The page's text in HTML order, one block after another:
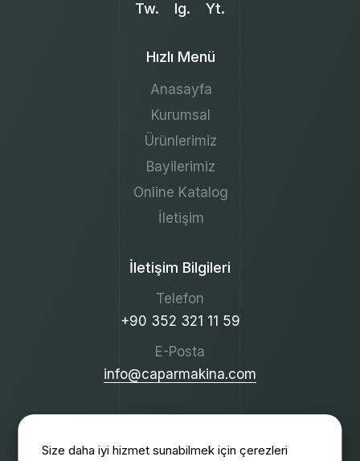
Size daha iyi hizmet sunabilmek için çerezleri
Tw. Ig. Yt.
Hızlı Menü
Anasayfa
Kurumsal
Ürünlerimiz
Bayilerimiz
Online Katalog
İletişim
İletişim Bilgileri
Telefon
+90 352 321 11 59
E-Posta
info@caparmakina.com